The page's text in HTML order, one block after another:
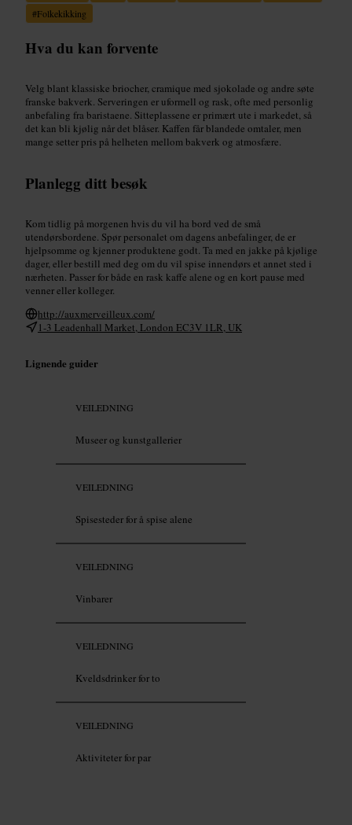
#Folkekikking
Hva du kan forvente
Velg blant klassiske briocher, cramique med sjokolade og andre søte
franske bakverk. Serveringen er uformell og rask, ofte med personlig
anbefaling fra baristaene. Sitteplassene er primært ute i markedet, så
det kan bli kjølig når det blåser. Kaffen får blandede omtaler, men
mange setter pris på helheten mellom bakverk og atmosfære.
Planlegg ditt besøk
Kom tidlig på morgenen hvis du vil ha bord ved de små
utendørsbordene. Spør personalet om dagens anbefalinger, de er
hjelpsomme og kjenner produktene godt. Ta med en jakke på kjølige
dager, eller bestill med deg om du vil spise innendørs et annet sted i
nærheten. Passer for både en rask kaffe alene og en kort pause med
venner eller kolleger.
http://auxmerveilleux.com/
1-3 Leadenhall Market, London EC3V 1LR, UK
Lignende guider
VEILEDNING
Museer og kunstgallerier
VEILEDNING
Spisesteder for å spise alene
VEILEDNING
Vinbarer
VEILEDNING
Kveldsdrinker for to
VEILEDNING
Aktiviteter for par